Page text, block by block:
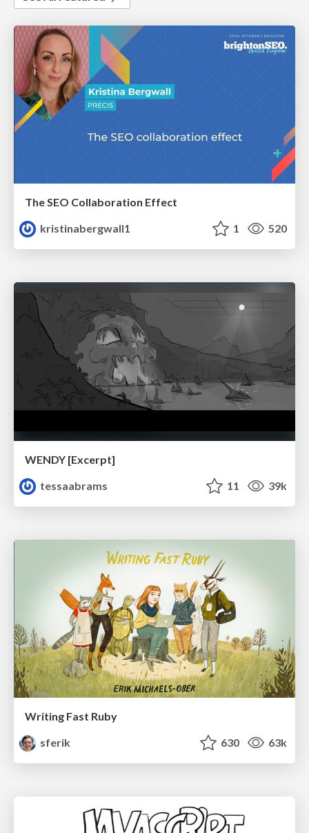
The SEO Collaboration Effect
kristinabergwall1
1 520
WENDY [Excerpt]
tessaabrams
11 39k
Writing Fast Ruby
sferik
630 63k